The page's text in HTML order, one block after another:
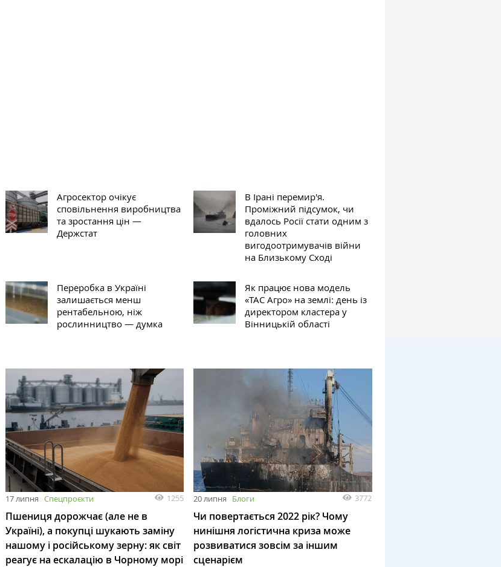
Агросектор очікує
сповільнення виробництва
та зростання цін —
Держстат
В Ірані перемир'я.
Проміжний підсумок, чи
вдалось Росії стати одним з
головних
вигодоотримувачів війни
на Близькому Сході
Переробка в Україні
залишається менш
рентабельною, ніж
рослинництво — думка
Як працює нова модель
«ТАС Агро» на землі: день із
директором кластера у
Вінницькій області
17 липня Спецпроєкти 1255
Пшениця дорожчає (але не в
Україні), а покупці шукають заміну
нашому і російському зерну: як світ
реагує на ескалацію в Чорному морі
20 липня Блоги 3772
Чи повертається 2022 рік? Чому
нинішня логістична криза може
розвиватися зовсім за іншим
сценарієм